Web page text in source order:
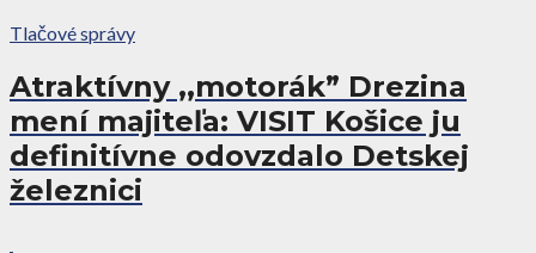
Tlačové správy
Atraktívny ,,motorák” Drezina
mení majiteľa: VISIT Košice ju
definitívne odovzdalo Detskej
železnici